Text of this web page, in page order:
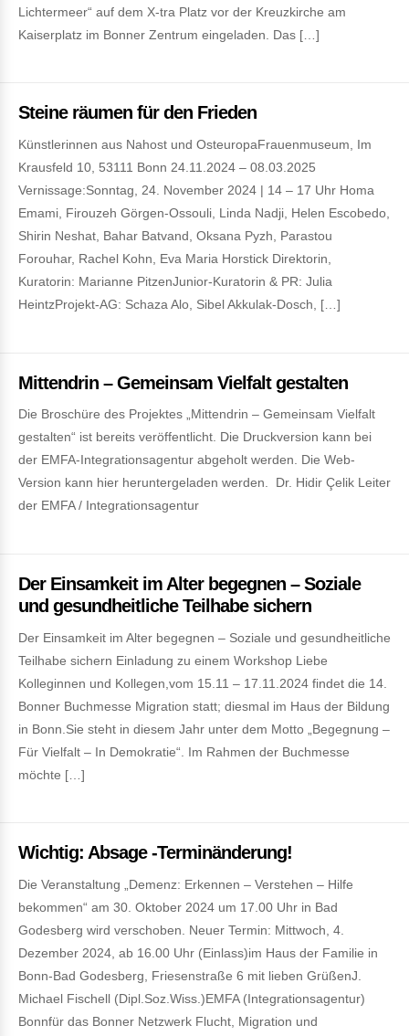
Lichtermeer“ auf dem X-tra Platz vor der Kreuzkirche am
Kaiserplatz im Bonner Zentrum eingeladen. Das […]
Steine räumen für den Frieden
Künstlerinnen aus Nahost und OsteuropaFrauenmuseum, Im
Krausfeld 10, 53111 Bonn 24.11.2024 – 08.03.2025
Vernissage:Sonntag, 24. November 2024 | 14 – 17 Uhr Homa
Emami, Firouzeh Görgen-Ossouli, Linda Nadji, Helen Escobedo,
Shirin Neshat, Bahar Batvand, Oksana Pyzh, Parastou
Forouhar, Rachel Kohn, Eva Maria Horstick Direktorin,
Kuratorin: Marianne PitzenJunior-Kuratorin & PR: Julia
HeintzProjekt-AG: Schaza Alo, Sibel Akkulak-Dosch, […]
Mittendrin – Gemeinsam Vielfalt gestalten
Die Broschüre des Projektes „Mittendrin – Gemeinsam Vielfalt
gestalten“ ist bereits veröffentlicht. Die Druckversion kann bei
der EMFA-Integrationsagentur abgeholt werden. Die Web-
Version kann hier heruntergeladen werden. Dr. Hidir Çelik Leiter
der EMFA / Integrationsagentur
Der Einsamkeit im Alter begegnen – Soziale
und gesundheitliche Teilhabe sichern
Der Einsamkeit im Alter begegnen – Soziale und gesundheitliche
Teilhabe sichern Einladung zu einem Workshop Liebe
Kolleginnen und Kollegen,vom 15.11 – 17.11.2024 findet die 14.
Bonner Buchmesse Migration statt; diesmal im Haus der Bildung
in Bonn.Sie steht in diesem Jahr unter dem Motto „Begegnung –
Für Vielfalt – In Demokratie“. Im Rahmen der Buchmesse
möchte […]
Wichtig: Absage -Terminänderung!
Die Veranstaltung „Demenz: Erkennen – Verstehen – Hilfe
bekommen“ am 30. Oktober 2024 um 17.00 Uhr in Bad
Godesberg wird verschoben. Neuer Termin: Mittwoch, 4.
Dezember 2024, ab 16.00 Uhr (Einlass)im Haus der Familie in
Bonn-Bad Godesberg, Friesenstraße 6 mit lieben GrüßenJ.
Michael Fischell (Dipl.Soz.Wiss.)EMFA (Integrationsagentur)
Bonnfür das Bonner Netzwerk Flucht, Migration und